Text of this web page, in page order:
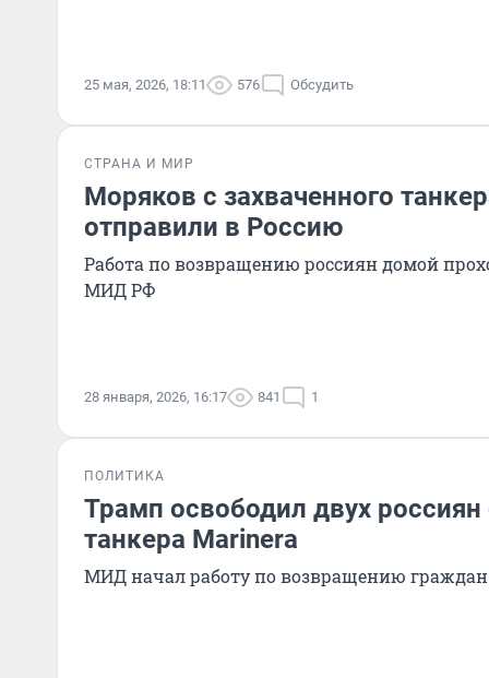
25 мая, 2026, 18:11 576 Обсудить
СТРАНА И МИР
Моряков с захваченного
отправили в Россию
Работа по возвращению россиян домой
МИД РФ
28 января, 2026, 16:17 841 1
ПОЛИТИКА
Трамп освободил двух россиян
танкера Marinera
МИД начал работу по возвращению